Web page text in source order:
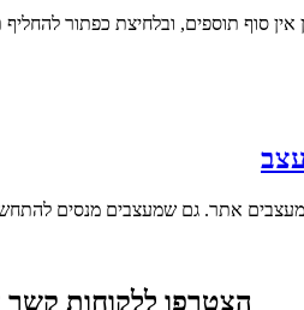
סוף תוספים, ובלחיצת כפתור להחליף
מעצבים אתר. גם שמעצבים מנסים
הצטרפו ללקוחות קשר